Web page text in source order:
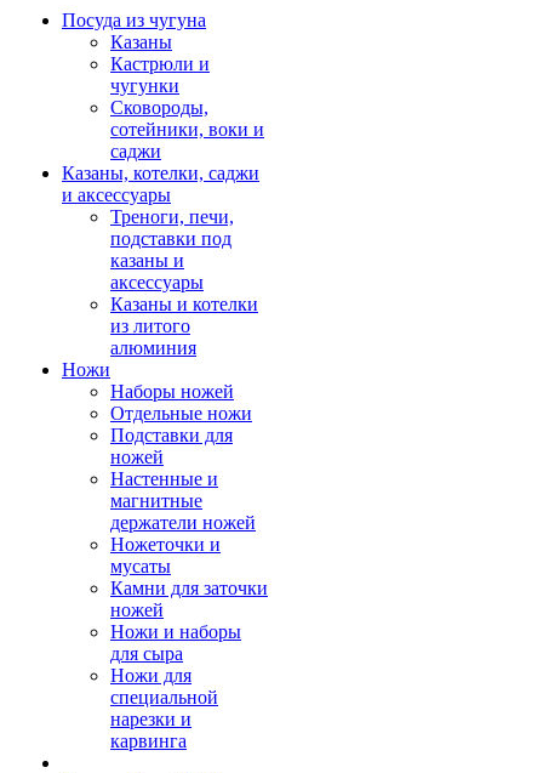
Посуда из чугуна
Казаны
Кастрюли и
чугунки
Сковороды,
сотейники, воки и
саджи
Казаны, котелки, саджи
и аксессуары
Треноги, печи,
подставки под
казаны и
аксессуары
Казаны и котелки
из литого
алюминия
Ножи
Наборы ножей
Отдельные ножи
Подставки для
ножей
Настенные и
магнитные
держатели ножей
Ножеточки и
мусаты
Камни для заточки
ножей
Ножи и наборы
для сыра
Ножи для
специальной
нарезки и
карвинга